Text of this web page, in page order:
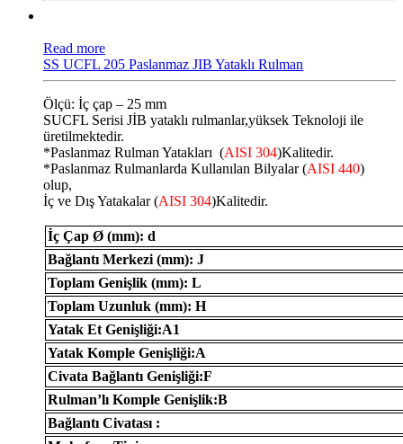
Read more
SS UCFL 205 Paslanmaz JIB Yataklı Rulman
Ölçü: İç çap – 25 mm
SUCFL Serisi JİB ​​yataklı rulmanlar,yüksek Teknoloji ile
üretilmektedir.
*Paslanmaz Rulman Yatakları (AISI 304)Kalitedir.
*Paslanmaz Rulmanlarda Kullanılan Bilyalar (AISI 440)
olup,
İç ve Dış Yatakalar (AISI 304)Kalitedir.
İç Çap Ø (mm): d
Bağlantı Merkezi (mm): J
Toplam Genişlik (mm): L
Toplam Uzunluk (mm): H
Yatak Et Genişliği:A1
Yatak Komple Genişliği:A
Civata Bağlantı Genişliği:F
Rulman’lı Komple Genişlik:B
Bağlantı Civatası :